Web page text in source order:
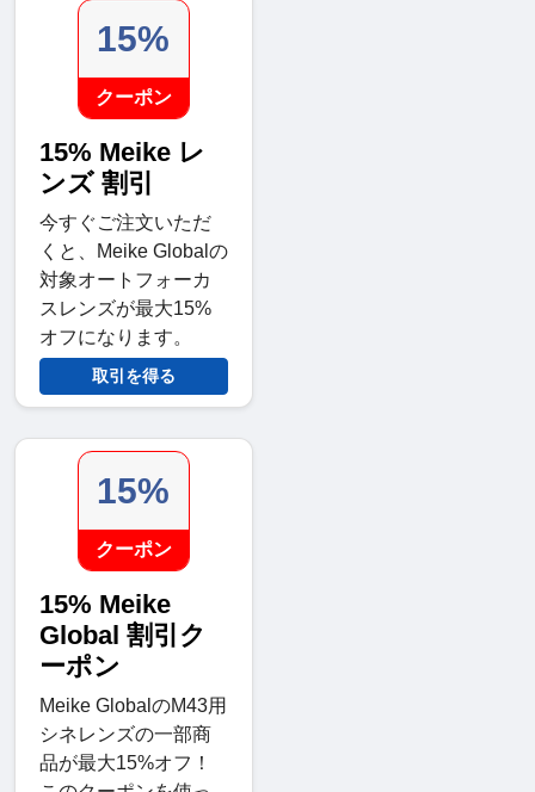
15%
クーポン
15% Meike レ
ンズ 割引
今すぐご注文いただ
くと、Meike Globalの
対象オートフォーカ
スレンズが最大15%
オフになります。
取引を得る
15%
クーポン
15% Meike
Global 割引ク
ーポン
Meike GlobalのM43用
シネレンズの一部商
品が最大15%オフ！